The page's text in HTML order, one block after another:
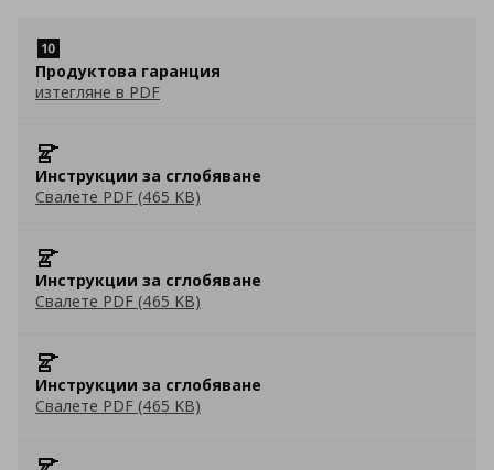
Продуктова гаранция
изтегляне в PDF
Инструкции за сглобяване
Свалете PDF (465 KB)
Инструкции за сглобяване
Свалете PDF (465 KB)
Инструкции за сглобяване
Свалете PDF (465 KB)